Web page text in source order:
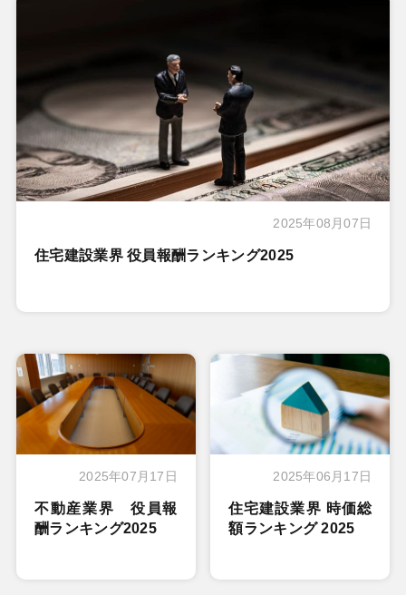
2025年08月07日
住宅建設業界 役員報酬ランキング2025
2025年07月17日
不動産業界 役員報
酬ランキング2025
2025年06月17日
住宅建設業界 時価総
額ランキング 2025